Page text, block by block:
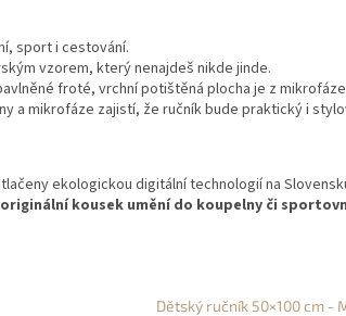
sport i cestování.
vzorem, který nenajdeš nikde jinde.
froté, vrchní potištěná plocha je z
a mikrofáze zajistí, že ručník bude praktický i
ekologickou digitální technologií na
kousek umění do koupelny či
Dětský ručník 50×100 cm -